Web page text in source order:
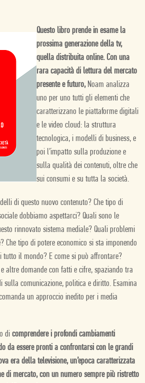
Questo libro prende in esame la
prossima generazione della tv,
quella distribuita online. Con una
rara capacità di lettura del mercato
presente e futuro, Noam analizza
uno per uno tutti gli elementi che
caratterizzano le piattaforme digitali
e le video cloud: la struttura
tecnologica, i modelli di business, e
poi l’impatto sulla produzione e
sulla qualità dei contenuti, oltre che
sui consumi e su tutta la società.
di questo nuovo contenuto? Che tipo di
dobbiamo aspettarci? Quali sono le
rinnovato sistema mediale? Quali problemi
Che tipo di potere economico si sta imponendo
tutto il mondo? E come si può affrontare?
e altre domande con fatti e cifre, spaziando tra
sulla comunicazione, politica e diritto. Esamina
un approccio inedito per i media
di comprendere i profondi cambiamenti
da essere pronti a confrontarsi con le grandi
era della televisione, un’epoca caratterizzata
di mercato, con un numero sempre più ristretto